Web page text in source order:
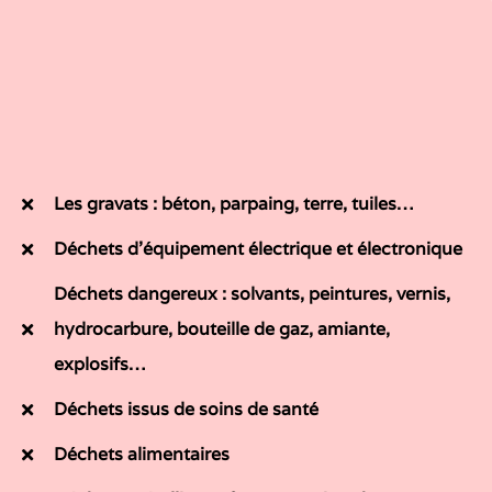
Les gravats : béton, parpaing, terre, tuiles…
Déchets d’équipement électrique et électronique
Déchets dangereux : solvants, peintures, vernis,
hydrocarbure, bouteille de gaz, amiante,
explosifs…
Déchets issus de soins de santé
Déchets alimentaires